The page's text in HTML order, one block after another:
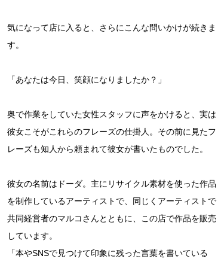
気になって店に入ると、さらにこんな問いかけが続きま
す。
「あなたは今日、笑顔になりましたか？」
奥で作業をしていた女性スタッフに声をかけると、実は
彼女こそがこれらのフレーズの仕掛人。その前に見たフ
レーズも知人から頼まれて彼女が書いたものでした。
彼女の名前はドーダ。主にリサイクル素材を使った作品
を制作しているアーティストで、同じくアーティストで
共同経営者のマルコさんとともに、この店で作品を販売
しています。
「本やSNSで見つけて印象に残った言葉を書いている